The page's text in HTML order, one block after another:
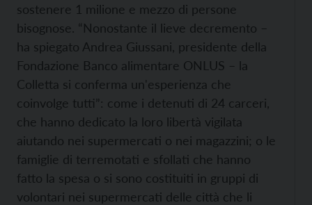
sostenere 1 milione e mezzo di persone
bisognose. “Nonostante il lieve decremento –
ha spiegato Andrea Giussani, presidente della
Fondazione Banco alimentare ONLUS – la
Colletta si conferma un'esperienza che
coinvolge tutti”: come i detenuti di 24 carceri,
che hanno dedicato la loro libertà vigilata
aiutando nei supermercati o nei magazzini; o le
famiglie di terremotati e sfollati che hanno
fatto la spesa o si sono costituiti in gruppi di
volontari nei supermercati delle città che li